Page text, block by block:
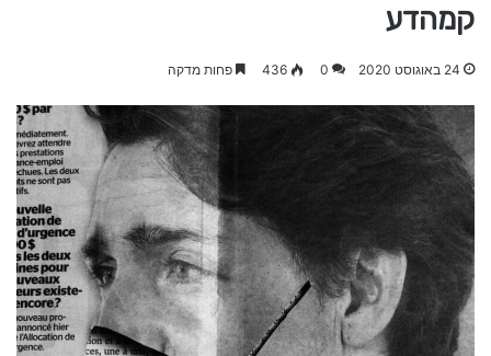
קמהדע
24 באוגוסט 2020 0
436 פחות מדקה